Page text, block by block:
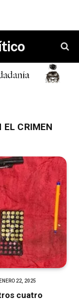
EL CRIMEN
ENERO 22, 2025
cuatro